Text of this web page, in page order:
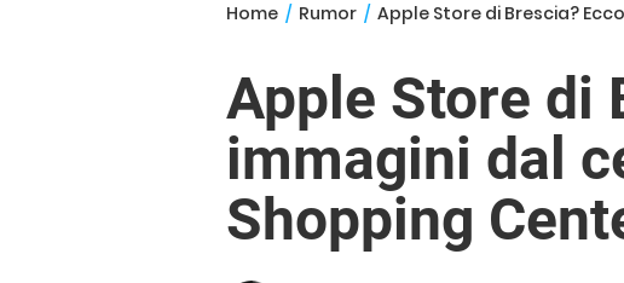
Home / Rumor / Apple Store di Brescia?
Apple Store di
immagini dal
Shopping